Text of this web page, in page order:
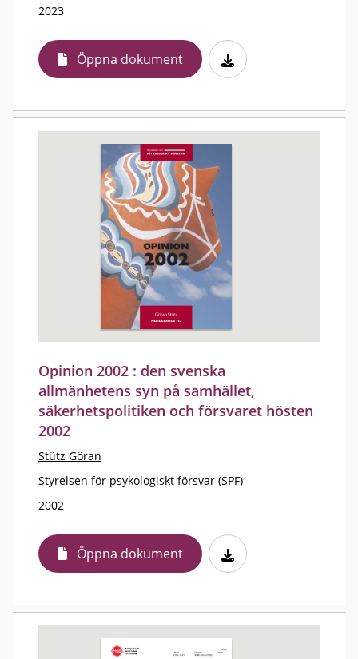
2023
Öppna dokument
Opinion 2002 : den svenska
allmänhetens syn på samhället,
säkerhetspolitiken och försvaret hösten
2002
Stütz Göran
Styrelsen för psykologiskt försvar (SPF)
2002
Öppna dokument